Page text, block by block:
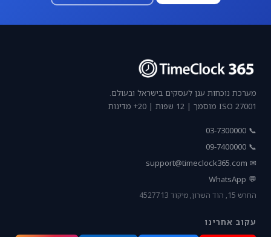
מערכת נוכחות ענן לעסקים בישראל ובעולם.
ISO 27001 מוסמך | 12 שפות | 20+ מדינות
📞 03-7300000
📞 09-7400000
✉
support@timeclock365.com
💬 WhatsApp
החרש 15, הוד השרון, מיקוד 4527713
עקוב אחרינו